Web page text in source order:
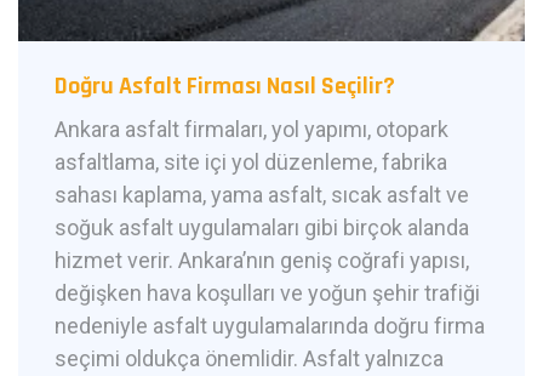
Doğru Asfalt Firması Nasıl Seçilir?
Ankara asfalt firmaları, yol yapımı, otopark
asfaltlama, site içi yol düzenleme, fabrika
sahası kaplama, yama asfalt, sıcak asfalt ve
soğuk asfalt uygulamaları gibi birçok alanda
hizmet verir. Ankara’nın geniş coğrafi yapısı,
değişken hava koşulları ve yoğun şehir trafiği
nedeniyle asfalt uygulamalarında doğru firma
seçimi oldukça önemlidir. Asfalt yalnızca